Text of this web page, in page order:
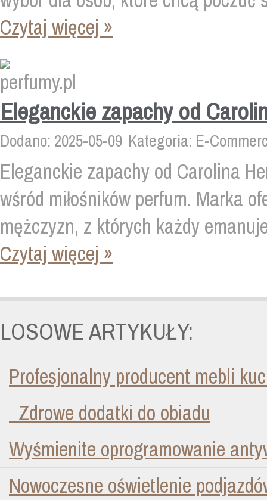
Czytaj więcej »
Eleganckie zapachy od
Dodano: 2025-05-09 Kategoria: E-
Eleganckie zapachy od Carolina
wśród miłośników perfum. Marka
mężczyzn, z których każdy
Czytaj więcej »
LOSOWE ARTYKUŁY:
Profesjonalny producent mebli
Zdrowe dodatki do obiadu
Wyśmienite oprogramowanie
Nowoczesne oświetlenie